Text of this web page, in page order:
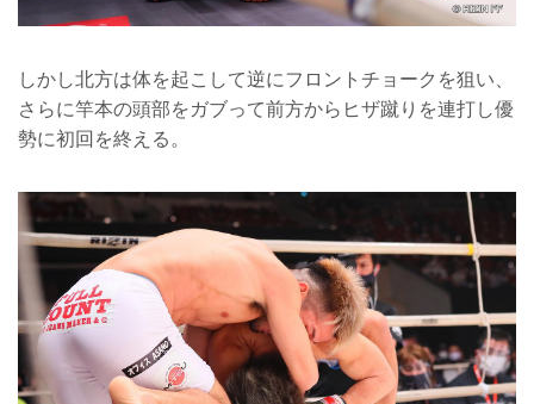
しかし北方は体を起こして逆にフロントチョークを狙い、
さらに竿本の頭部をガブって前方からヒザ蹴りを連打し優
勢に初回を終える。